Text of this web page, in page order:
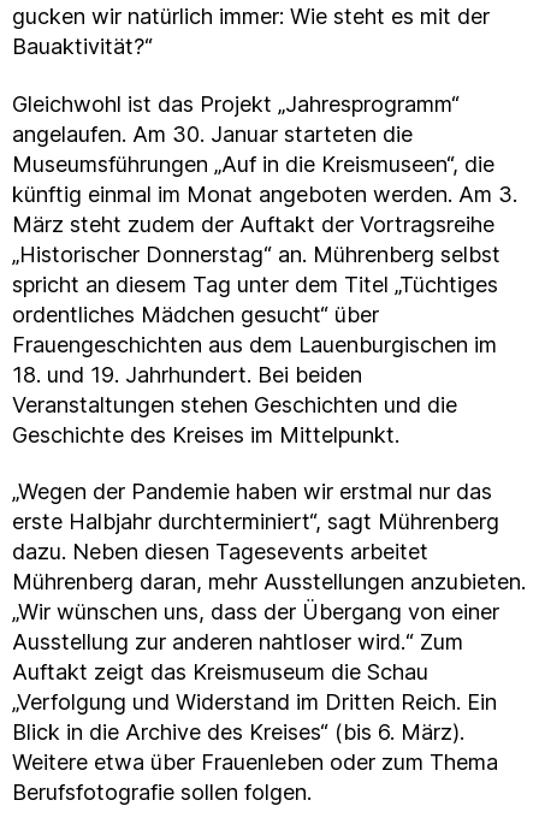
gucken wir natürlich immer: Wie steht es mit der
Bauaktivität?“
Gleichwohl ist das Projekt „Jahresprogramm“
angelaufen. Am 30. Januar starteten die
Museumsführungen „Auf in die Kreismuseen“, die
künftig einmal im Monat angeboten werden. Am 3.
März steht zudem der Auftakt der Vortragsreihe
„Historischer Donnerstag“ an. Mührenberg selbst
spricht an diesem Tag unter dem Titel „Tüchtiges
ordentliches Mädchen gesucht“ über
Frauengeschichten aus dem Lauenburgischen im
18. und 19. Jahrhundert. Bei beiden
Veranstaltungen stehen Geschichten und die
Geschichte des Kreises im Mittelpunkt.
„Wegen der Pandemie haben wir erstmal nur das
erste Halbjahr durchterminiert“, sagt Mührenberg
dazu. Neben diesen Tagesevents arbeitet
Mührenberg daran, mehr Ausstellungen anzubieten.
„Wir wünschen uns, dass der Übergang von einer
Ausstellung zur anderen nahtloser wird.“ Zum
Auftakt zeigt das Kreismuseum die Schau
„Verfolgung und Widerstand im Dritten Reich. Ein
Blick in die Archive des Kreises“ (bis 6. März).
Weitere etwa über Frauenleben oder zum Thema
Berufsfotografie sollen folgen.